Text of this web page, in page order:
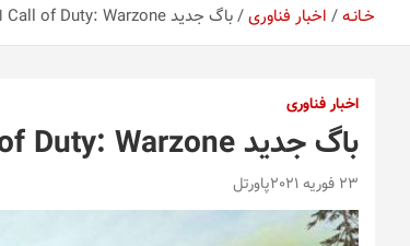
خـانـه اخبار فناوری باگ جدید Call of Duty: Warzone اختیار تازه‌ای به بازی‌بازان می‌دهد
اخبار فناوری
باگ جدید Call of Duty: Warzone اختیار تازه‌ای به بازی‌بازان می‌دهد
23 فوریه 2021 پاورتل